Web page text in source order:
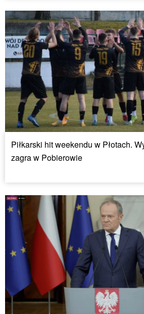
Piłkarski hit weekendu w Płotach.
zagra w Pobierowie